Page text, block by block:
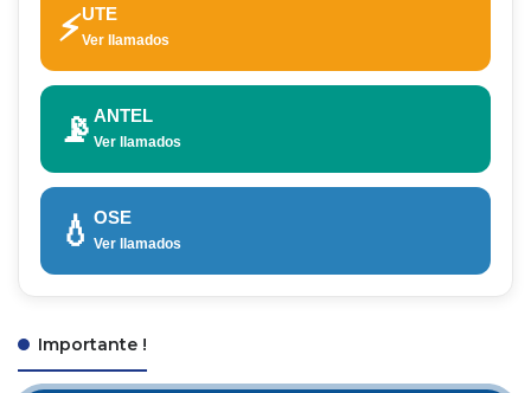
⚡UTE
Ver llamados
📡 ANTEL
Ver llamados
💧 OSE
Ver llamados
Importante !